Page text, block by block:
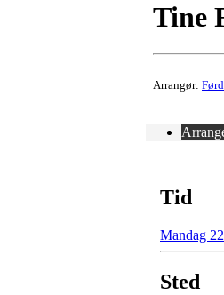
Tine
Arrangør:
Tid
Mandag
Sted